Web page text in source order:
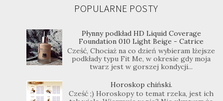
POPULARNE POSTY
Płynny podkład HD Liquid Coverage
Foundation 010 Light Beige - Catrice
Cześć, Chociaż na co dzień wybieram lżejsze
podkłady typu Fit Me, w okresie gdy moja
twarz jest w gorszej kondycji...
Horoskop chiński.
Cześć ;) Horoskopy to temat rzeka, jest ich